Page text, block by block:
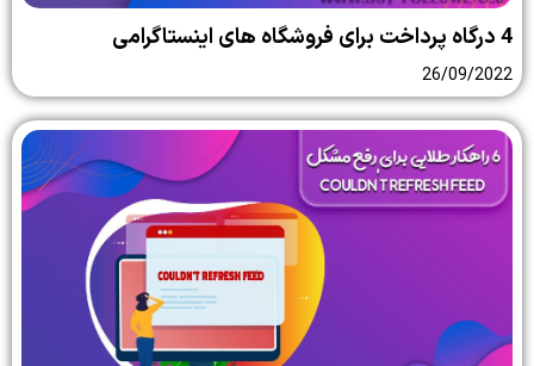
4 درگاه پرداخت برای فروشگاه های اینستاگرامی
26/09/2022